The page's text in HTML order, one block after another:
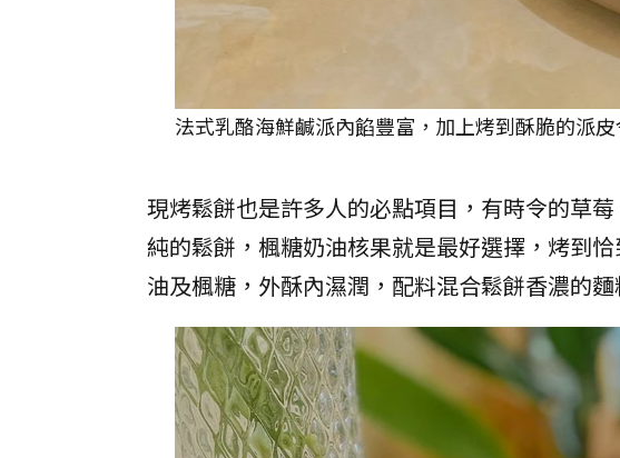
法式乳酪海鮮鹹派內餡豐富，加上烤到酥脆的派
現烤鬆餅也是許多人的必點項目，有時令的草
純的鬆餅，楓糖奶油核果就是最好選擇，烤到
油及楓糖，外酥內濕潤，配料混合鬆餅香濃的